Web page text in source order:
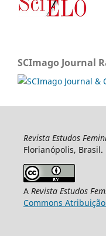
SCImago Journal
Revista Estudos
Florianópolis, Brasil.
A Revista Estudos
Commons